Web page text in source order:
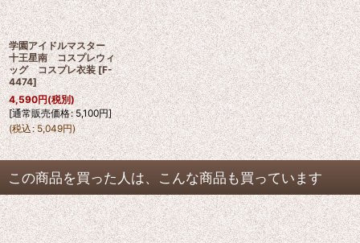
学園アイドルマスター
十王星南 コスプレウィ
ッグ コスプレ衣装 [F-
4474]
4,590円(税別)
[通常販売価格: 5,100円]
(税込: 5,049円)
この商品を買った人は、こんな商品も買っています